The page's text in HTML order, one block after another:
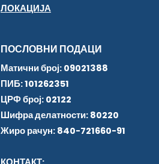
ЛОКАЦИЈА
ПОСЛОВНИ ПОДАЦИ
Матични број: 09021388
ПИБ: 101262351
ЦРФ број: 02122
Шифра делатности: 80220
Жиро рачун: 840-721660-91